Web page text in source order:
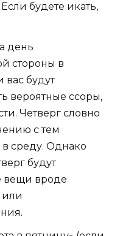
будете икать,
день
стороны в
вас будут
вероятные ссоры,
Четверг словно
с тем
в среду. Однако
будут
вещи вроде
или